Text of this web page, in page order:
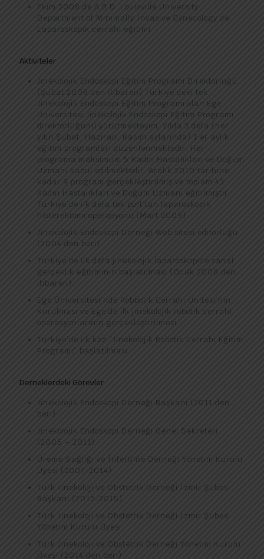
Ekim 2008 de A.B.D. Louisville University,
Department of Minimally Invasive Gynecology de
Laparoskopik cerrahi eğitimi
Aktiviteler
Jinekolojik Endoskopi Eğitim Programı Direktörlüğü
(Şubat 2008’den itibaren) Türkiye’deki tek
Jinekolojik Endoskopi Eğitim Programı olan Ege
Üniversitesi Jinekolojik Endoskopi Eğitim Programı
direktörlüğünü yürütmekteyim. Yılda 3 defa (her
yılın Şubat, Haziran, Kasım aylarında) 1 er aylık
eğitim programları düzenlenmektedir. Her
programa maksimum 5 Kadın Hastalıkları ve Doğum
Uzmanı kabul edilmektedir. Aralık 2010 tarihine
kadar 9 program gerçekleştirilmiş ve toplam 43
Kadın Hastalıkları ve Doğum Uzmanı eğitilmiştir.
Türkiye’de ilk defa tek port’tan laparoskopik
histerektomi operasyonu (Mart 2009)
Jinekolojik Endoskopi Derneği Web sitesi editörlüğü
(2004 den beri)
Türkiye’de ilk defa jinekolojik laparoskopide sanal
gerçeklik eğitiminin başlatılması (Ocak 2008 den
itibaren)
Ege Üniversitesi’nde Robbotik Cerrahi Ünitesi’nin
Kurulması ve Ege’de ilk jinekolojik robotik cerrahi
operasyonlarının gerçekleştirilmesi
Türkiye’de ilk kez “Jinekolojik Robotik Cerrahi Eğitim
Programı” başlatılması
Derneklerdeki Görevler
Jinekolojik Endoskopi Derneği Başkanı (2011 den
beri)
Jinekolojik Endoskopi Derneği Genel Sekreteri
(2005 – 2011)
Üreme Sağlığı ve İnfertilite Derneği Yönetim Kurulu
Üyesi (2007-2014)
Türk Jinekoloji ve Obstetrik Derneği İzmir Şubesi
Başkanı (2012-2015)
Türk Jinekoloji ve Obstetrik Derneği İzmir Şubesi
Yönetim Kurulu Üyesi
Türk Jinekoloji ve Obstetrik Derneği Yönetim Kurulu
Üyesi (2014’den beri)